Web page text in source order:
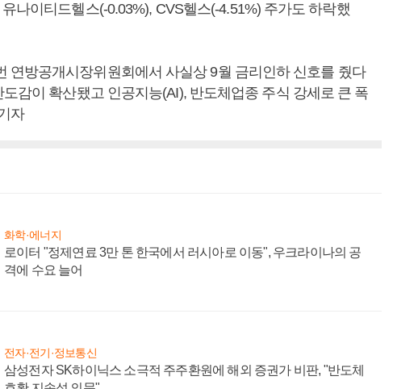
나이티드헬스(-0.03%), CVS헬스(-4.51%) 주가도 하락했
연방공개시장위원회에서 사실상 9월 금리인하 신호를 줬다
도감이 확산됐고 인공지능(AI), 반도체업종 주식 강세로 큰 폭
자
화학·에너지
로이터 "정제연료 3만 톤 한국에서 러시아로 이동", 우크라이나의 공
격에 수요 늘어
전자·전기·정보통신
삼성전자 SK하이닉스 소극적 주주환원에 해외 증권가 비판, "반도체